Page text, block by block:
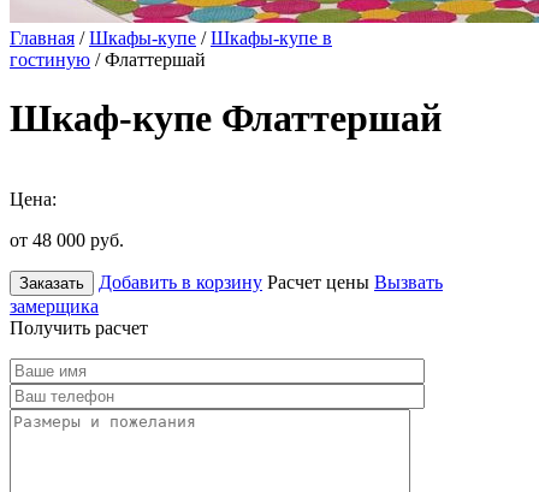
Главная /Шкафы-купе /Шкафы-купе в
гостиную / Флаттершай
Шкаф-купе Флаттершай
Цена:
от 48 000 руб.
Заказать Добавить в корзину Расчет цены Вызвать
замерщика
Получить расчет